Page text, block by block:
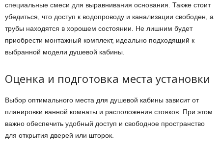
специальные смеси для выравнивания основания. Также стоит
убедиться, что доступ к водопроводу и канализации свободен, а
трубы находятся в хорошем состоянии. Не лишним будет
приобрести монтажный комплект, идеально подходящий к
выбранной модели душевой кабины.
Оценка и подготовка места установки
Выбор оптимального места для душевой кабины зависит от
планировки ванной комнаты и расположения стояков. При этом
важно обеспечить удобный доступ и свободное пространство
для открытия дверей или шторок.